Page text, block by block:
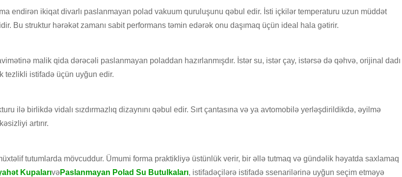
endirən ikiqat divarlı paslanmayan polad vakuum quruluşunu qəbul edir. İsti içkilər temperaturu uzun müddət
Bu struktur hərəkət zamanı sabit performans təmin edərək onu daşımaq üçün ideal hala gətirir.
malik qida dərəcəli paslanmayan poladdan hazırlanmışdır. İstər su, istər çay, istərsə də qəhvə, orijinal dadı
tezlikli istifadə üçün uyğun edir.
ilə birlikdə vidalı sızdırmazlıq dizaynını qəbul edir. Sırt çantasına və ya avtomobilə yerləşdirildikdə, əyilmə
artırır.
tutumlarda mövcuddur. Ümumi forma praktikliyə üstünlük verir, bir əllə tutmaq və gündəlik həyatda saxlamaq
KupalarıvəPaslanmayan Polad Su Butulkaları, istifadəçilərə istifadə ssenarilərinə uyğun seçim etməyə